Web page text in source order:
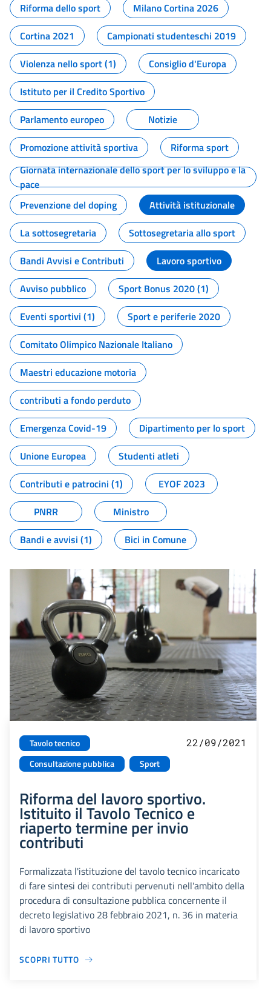
Riforma dello sport
Milano Cortina 2026
Cortina 2021
Campionati studenteschi 2019
Violenza nello sport (1)
Consiglio d'Europa
Istituto per il Credito Sportivo
Parlamento europeo
Notizie
Promozione attività sportiva
Riforma sport
Giornata internazionale dello sport per lo sviluppo e la
pace
Prevenzione del doping
Attività istituzionale
La sottosegretaria
Sottosegretaria allo sport
Bandi Avvisi e Contributi
Lavoro sportivo
Avviso pubblico
Sport Bonus 2020 (1)
Eventi sportivi (1)
Sport e periferie 2020
Comitato Olimpico Nazionale Italiano
Maestri educazione motoria
contributi a fondo perduto
Emergenza Covid-19
Dipartimento per lo sport
Unione Europea
Studenti atleti
Contributi e patrocini (1)
EYOF 2023
PNRR
Ministro
Bandi e avvisi (1)
Bici in Comune
Tavolo tecnico
Consultazione pubblica
Sport
22/09/2021
Riforma del lavoro sportivo.
Istituito il Tavolo Tecnico e
riaperto termine per invio
contributi
Formalizzata l'istituzione del tavolo tecnico incaricato
di fare sintesi dei contributi pervenuti nell'ambito della
procedura di consultazione pubblica concernente il
decreto legislativo 28 febbraio 2021, n. 36 in materia
di lavoro sportivo
SCOPRI TUTTO